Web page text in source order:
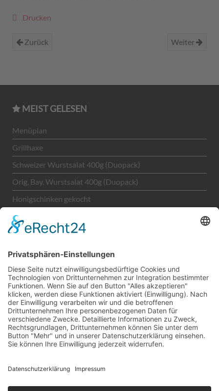
Drucken
Zurück Weiter
MEIST GELESEN
Menüplan
Grillhaxe
Schweizer Wurstsalat 400g (Duopack)
Orig. Bay. Wurstsalat 400g (Duopack)
Honigschinken gekocht
Unternehmen
LEGAL
Kontakt
Impressum
Datenschutz
AGBs
Sitemap